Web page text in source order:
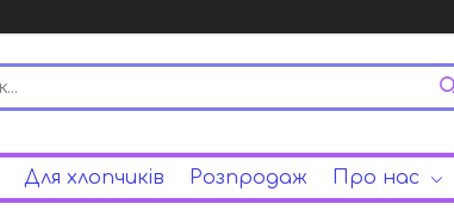
Для хлопчиків Розпродаж Про нас